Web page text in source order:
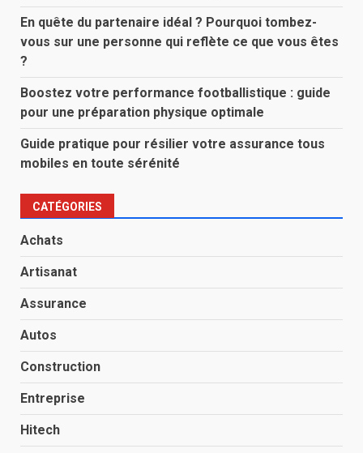
En quête du partenaire idéal ? Pourquoi tombez-
vous sur une personne qui reflète ce que vous êtes
?
Boostez votre performance footballistique : guide
pour une préparation physique optimale
Guide pratique pour résilier votre assurance tous
mobiles en toute sérénité
CATÉGORIES
Achats
Artisanat
Assurance
Autos
Construction
Entreprise
Hitech